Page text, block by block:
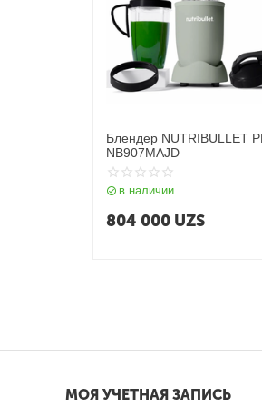
Блендер NUTRIBULLET
NB907MAJD
в наличии
804 000 UZS
МОЯ УЧЕТНАЯ ЗАПИСЬ